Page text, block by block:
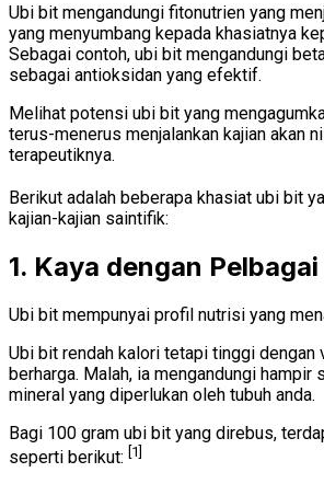
Ubi bit mengandungi fitonutrien yang
yang menyumbang kepada khasiatnya
Sebagai contoh, ubi bit mengandungi
sebagai antioksidan yang efektif.
Melihat potensi ubi bit yang
terus-menerus menjalankan kajian akan
terapeutiknya.
Berikut adalah beberapa khasiat ubi bit
kajian-kajian saintifik:
1. Kaya dengan
Ubi bit mempunyai profil nutrisi yang
Ubi bit rendah kalori tetapi tinggi dengan
berharga. Malah, ia mengandungi hampir
mineral yang diperlukan oleh tubuh anda.
Bagi 100 gram ubi bit yang direbus,
seperti berikut: [1]